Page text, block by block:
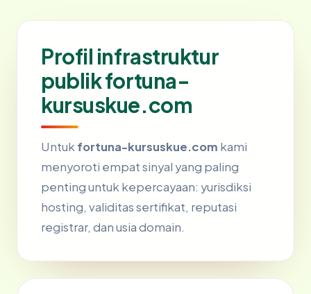
Profil infrastruktur
publik fortuna-
kursuskue.com
Untuk fortuna-kursuskue.com kami
menyoroti empat sinyal yang paling
penting untuk kepercayaan: yurisdiksi
hosting, validitas sertifikat, reputasi
registrar, dan usia domain.